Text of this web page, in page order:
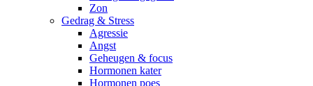
Zon
Gedrag & Stress
Agressie
Angst
Geheugen & focus
Hormonen kater
Hormonen poes